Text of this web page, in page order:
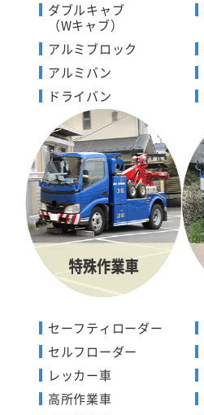
ダブルキャブ
（Wキャブ）
アルミブロック
アルミバン
ドライバン
セーフティローダー
セルフローダー
レッカー車
高所作業車